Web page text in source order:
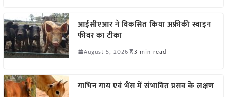
आईसीएआर ने विकसित किया अफ्रीकी स्वाइन
फीवर का टीका
August 5, 2026 3 min read
गाभिन गाय एवं भैंस में संभावित प्रसव के लक्षण